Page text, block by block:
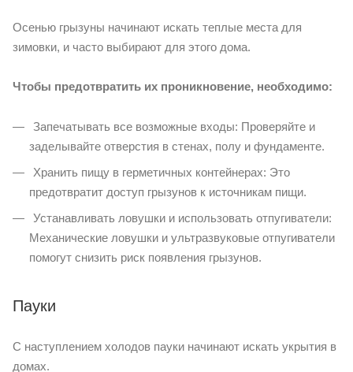
Осенью грызуны начинают искать теплые места для
зимовки, и часто выбирают для этого дома.
Чтобы предотвратить их проникновение, необходимо:
Запечатывать все возможные входы: Проверяйте и
заделывайте отверстия в стенах, полу и фундаменте.
Хранить пищу в герметичных контейнерах: Это
предотвратит доступ грызунов к источникам пищи.
Устанавливать ловушки и использовать отпугиватели:
Механические ловушки и ультразвуковые отпугиватели
помогут снизить риск появления грызунов.
Пауки
С наступлением холодов пауки начинают искать укрытия в
домах.